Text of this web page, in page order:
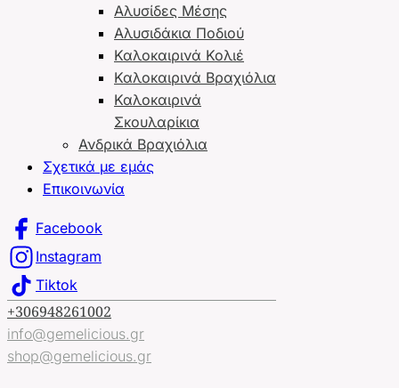
Αλυσίδες Μέσης
Αλυσιδάκια Ποδιού
Καλοκαιρινά Κολιέ
Καλοκαιρινά Βραχιόλια
Καλοκαιρινά
Σκουλαρίκια
Ανδρικά Βραχιόλια
Σχετικά με εμάς
Επικοινωνία
Facebook
Instagram
Tiktok
+306948261002
info@gemelicious.gr
shop@gemelicious.gr